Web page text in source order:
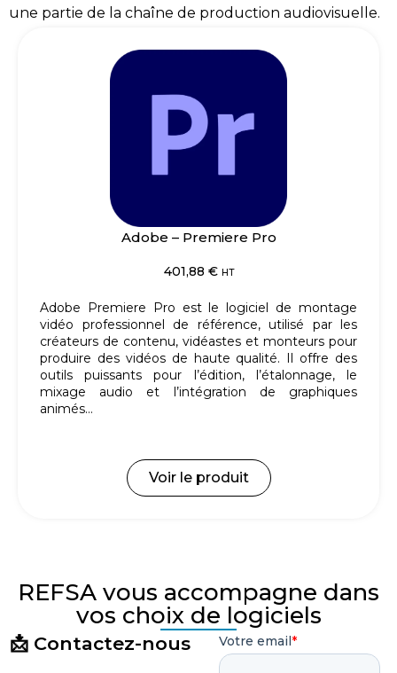
une partie de la chaîne de production audiovisuelle.
Adobe – Premiere Pro
401,88 € HT
Adobe Premiere Pro est le logiciel de montage
vidéo professionnel de référence, utilisé par les
créateurs de contenu, vidéastes et monteurs pour
produire des vidéos de haute qualité. Il offre des
outils puissants pour l’édition, l’étalonnage, le
mixage audio et l’intégration de graphiques
animés…
Voir le produit
REFSA vous accompagne dans
vos choix de logiciels
📩 Contactez-nous